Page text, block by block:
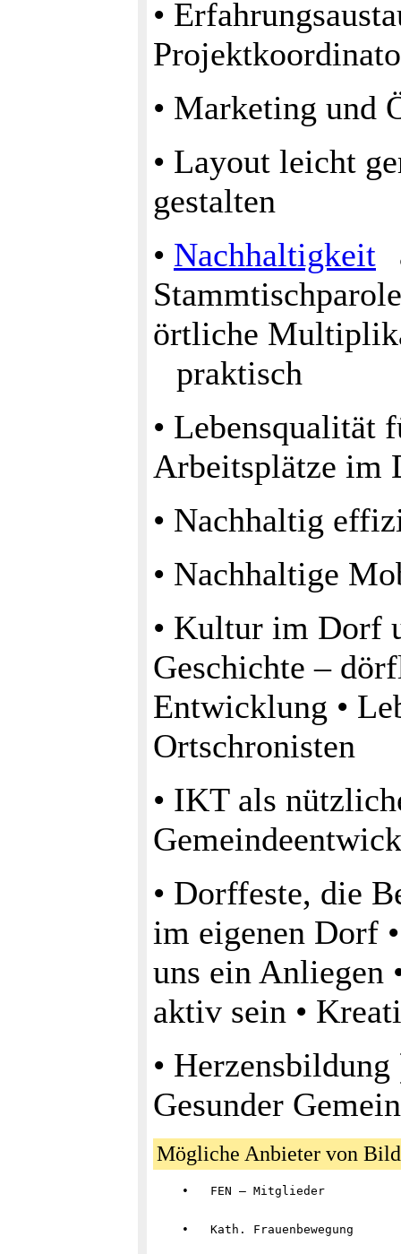
•
• Marketing und
• Layout leicht
gestalten
• Nachhaltigkeit
örtliche
praktisch
• Lebensqualität
Arbeitsplätze im
• Nachhaltig
• Nachhaltige
• Kultur im Dorf
Geschichte –
Entwicklung •
Ortschronisten
• IKT als
• Dorffeste, die
im eigenen Dorf
uns ein Anliegen
aktiv sein •
•
Gesunder
Mögliche Anbieter von